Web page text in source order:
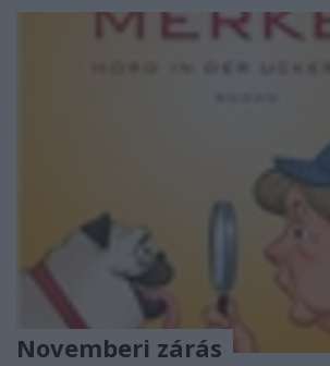
Novemberi zárás